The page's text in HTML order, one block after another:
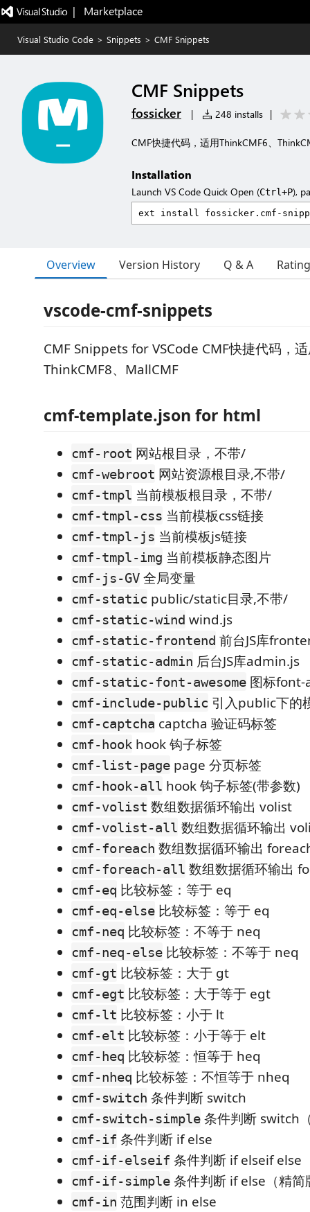
|   Marketplace
Visual Studio Code > Snippets > CMF Snippets
CMF Snippets
fossicker | 248 installs |
CMF快捷代码，适用ThinkCMF6、
Installation
Launch VS Code Quick Open (Ctrl+P),
Overview Version History Q & A
vscode-cmf-snippets
CMF Snippets for VSCode CMF快捷代码，
ThinkCMF8、MallCMF
cmf-template.json for html
cmf-root 网站根目录，不带/
cmf-webroot 网站资源根目录,不带/
cmf-tmpl 当前模板根目录，不带/
cmf-tmpl-css 当前模板css链接
cmf-tmpl-js 当前模板js链接
cmf-tmpl-img 当前模板静态图片
cmf-js-GV 全局变量
cmf-static public/static目录,不带/
cmf-static-wind wind.js
cmf-static-frontend 前台JS库
cmf-static-admin 后台JS库admin.js
cmf-static-font-awesome 图标font-
cmf-include-public 引入public下的
cmf-captcha captcha 验证码标签
cmf-hook hook 钩子标签
cmf-list-page page 分页标签
cmf-hook-all hook 钩子标签(带参数)
cmf-volist 数组数据循环输出 volist
cmf-volist-all 数组数据循环输出
cmf-foreach 数组数据循环输出
cmf-foreach-all 数组数据循环输出
cmf-eq 比较标签：等于 eq
cmf-eq-else 比较标签：等于 eq
cmf-neq 比较标签：不等于 neq
cmf-neq-else 比较标签：不等于 neq
cmf-gt 比较标签：大于 gt
cmf-egt 比较标签：大于等于 egt
cmf-lt 比较标签：小于 lt
cmf-elt 比较标签：小于等于 elt
cmf-heq 比较标签：恒等于 heq
cmf-nheq 比较标签：不恒等于 nheq
cmf-switch 条件判断 switch
cmf-switch-simple 条件判断 switch
cmf-if 条件判断 if else
cmf-if-elseif 条件判断 if elseif else
cmf-if-simple 条件判断 if else（精简
cmf-in 范围判断 in else